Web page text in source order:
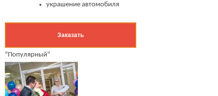
украшение автомобиля
Заказать
"Популярный"